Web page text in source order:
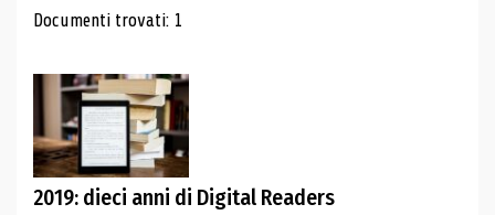
Risultati di ricerca
Documenti trovati: 1
2019: dieci anni di Digital Readers